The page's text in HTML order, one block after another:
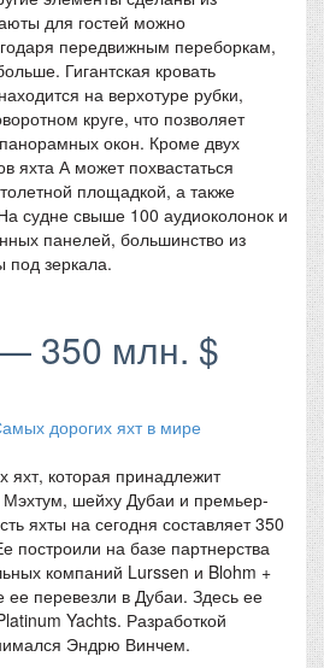
для гостей можно
передвижным переборкам,
Гигантская кровать
на верхотуре рубки,
круге, что позволяет
окон. Кроме двух
яхта А может похвастаться
площадкой, а также
судне свыше 100 аудиоколонок и
панелей, большинство из
под зеркала.
350 млн. $
которая принадлежит
шейху Дубаи и премьер-
яхты на сегодня составляет 350
построили на базе партнерства
компаний Lurssen и Blohm +
ее перевезли в Дубаи. Здесь ее
Yachts. Разработкой
Эндрю Винчем.